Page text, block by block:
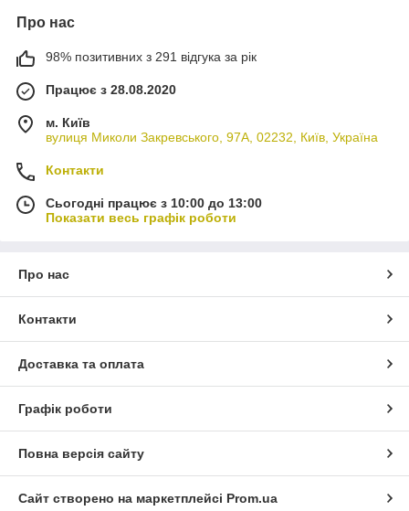
Про нас
98% позитивних з 291 відгука за рік
Працює з 28.08.2020
м. Київ
вулиця Миколи Закревського, 97А, 02232, Київ, Україна
Контакти
Сьогодні працює з 10:00 до 13:00
Показати весь графік роботи
Про нас
Контакти
Доставка та оплата
Графік роботи
Повна версія сайту
Сайт створено на маркетплейсі Prom.ua